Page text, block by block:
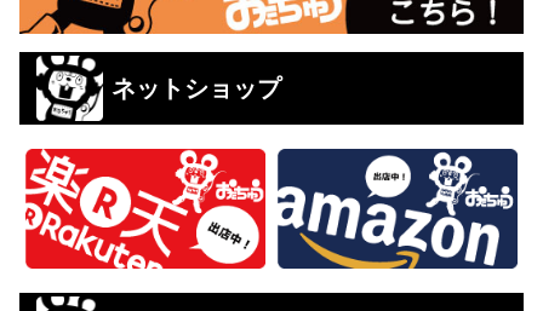
ネットショップ